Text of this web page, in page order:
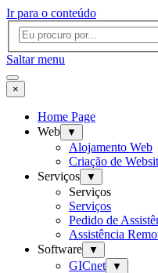
Ir para o conteúdo
Saltar menu
×
Home Page
Web
▼
Alojamento Web
Criação de
Serviços
▼
Serviços
Serviços
Pedido de
Assistência
Software
▼
GICnet ▼